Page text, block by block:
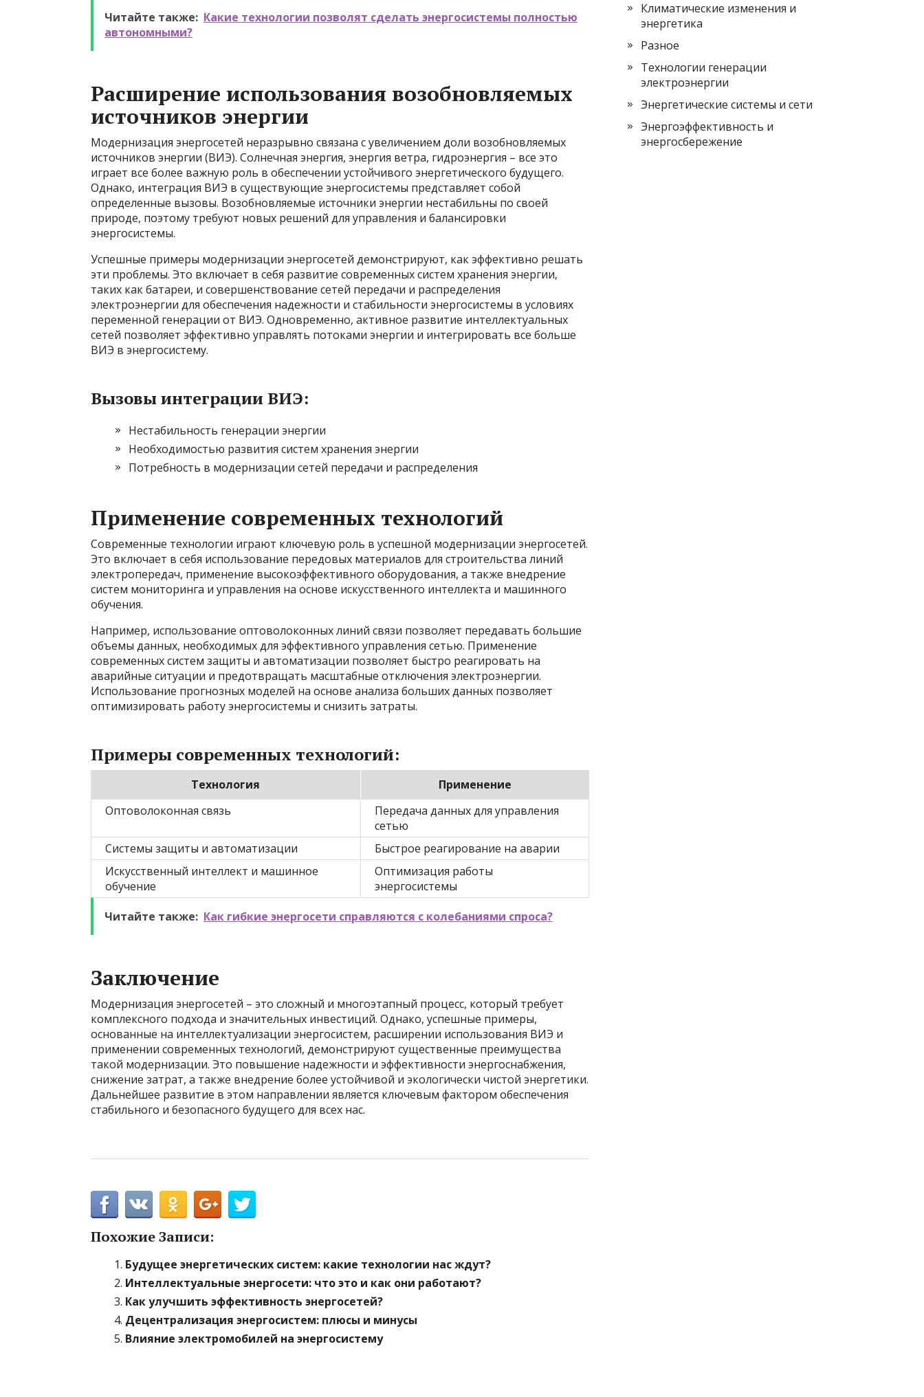
Читайте также: Какие технологии позволят сделать энергосистемы полностью
автономными?
Расширение использования возобновляемых
источников энергии
Модернизация энергосетей неразрывно связана с увеличением доли возобновляемых
источников энергии (ВИЭ). Солнечная энергия, энергия ветра, гидроэнергия – все это
играет все более важную роль в обеспечении устойчивого энергетического будущего.
Однако, интеграция ВИЭ в существующие энергосистемы представляет собой
определенные вызовы. Возобновляемые источники энергии нестабильны по своей
природе, поэтому требуют новых решений для управления и балансировки
энергосистемы.
Успешные примеры модернизации энергосетей демонстрируют, как эффективно решать
эти проблемы. Это включает в себя развитие современных систем хранения энергии,
таких как батареи, и совершенствование сетей передачи и распределения
электроэнергии для обеспечения надежности и стабильности энергосистемы в условиях
переменной генерации от ВИЭ. Одновременно, активное развитие интеллектуальных
сетей позволяет эффективно управлять потоками энергии и интегрировать все больше
ВИЭ в энергосистему.
Вызовы интеграции ВИЭ:
Нестабильность генерации энергии
Необходимостью развития систем хранения энергии
Потребность в модернизации сетей передачи и распределения
Применение современных технологий
Современные технологии играют ключевую роль в успешной модернизации энергосетей.
Это включает в себя использование передовых материалов для строительства линий
электропередач, применение высокоэффективного оборудования, а также внедрение
систем мониторинга и управления на основе искусственного интеллекта и машинного
обучения.
Например, использование оптоволоконных линий связи позволяет передавать большие
объемы данных, необходимых для эффективного управления сетью. Применение
современных систем защиты и автоматизации позволяет быстро реагировать на
аварийные ситуации и предотвращать масштабные отключения электроэнергии.
Использование прогнозных моделей на основе анализа больших данных позволяет
оптимизировать работу энергосистемы и снизить затраты.
Примеры современных технологий:
Технология
Применение
Оптоволоконная связь
Передача данных для управления
сетью
Системы защиты и автоматизации
Быстрое реагирование на аварии
Искусственный интеллект и машинное
обучение
Оптимизация работы
энергосистемы
Читайте также: Как гибкие энергосети справляются с колебаниями спроса?
Заключение
Модернизация энергосетей – это сложный и многоэтапный процесс, который требует
комплексного подхода и значительных инвестиций. Однако, успешные примеры,
основанные на интеллектуализации энергосистем, расширении использования ВИЭ и
применении современных технологий, демонстрируют существенные преимущества
такой модернизации. Это повышение надежности и эффективности энергоснабжения,
снижение затрат, а также внедрение более устойчивой и экологически чистой энергетики.
Дальнейшее развитие в этом направлении является ключевым фактором обеспечения
стабильного и безопасного будущего для всех нас.
Похожие Записи:
Будущее энергетических систем: какие технологии нас ждут?
Интеллектуальные энергосети: что это и как они работают?
Как улучшить эффективность энергосетей?
Децентрализация энергосистем: плюсы и минусы
Влияние электромобилей на энергосистему
Климатические изменения и
энергетика
Разное
Технологии генерации
электроэнергии
Энергетические системы и сети
Энергоэффективность и
энергосбережение